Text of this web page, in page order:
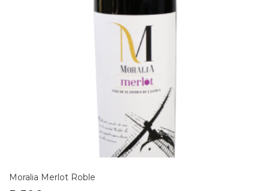
Moralia Merlot Roble